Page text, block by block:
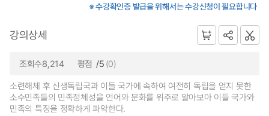
※ 수강확인증 발급을 위해서는 수강신청이 필요합니다
강의상세
조회수8,214 평점 /5 (0)
소련해체 후 신생독립국과 이들 국가에 속하여 여전히 독립을 얻지 못한
소수민족들의 민족정체성을 언어와 문화를 위주로 알아보아 이들 국가와
민족의 특징을 정확하게 파악한다.